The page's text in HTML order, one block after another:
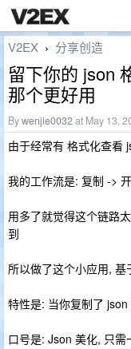
V2EX › 分享创造
留下你的 json
那个更好用
Bywenjie0032at May 13,
由于经常有 格式化查看
我的工作流是: 复制 ->
用多了就觉得这个链路
到
所以做了这个小应用,
特性是: 当你复制了
口号是: Json 美化, 只需